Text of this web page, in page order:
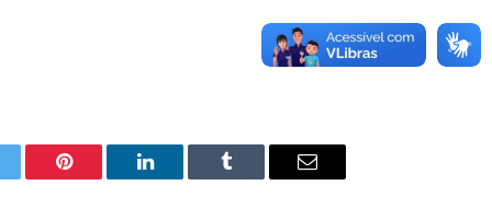
Pinterest LinkedIn Tumblr
E-